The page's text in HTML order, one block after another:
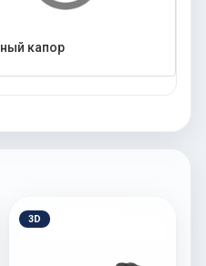
капор
3D